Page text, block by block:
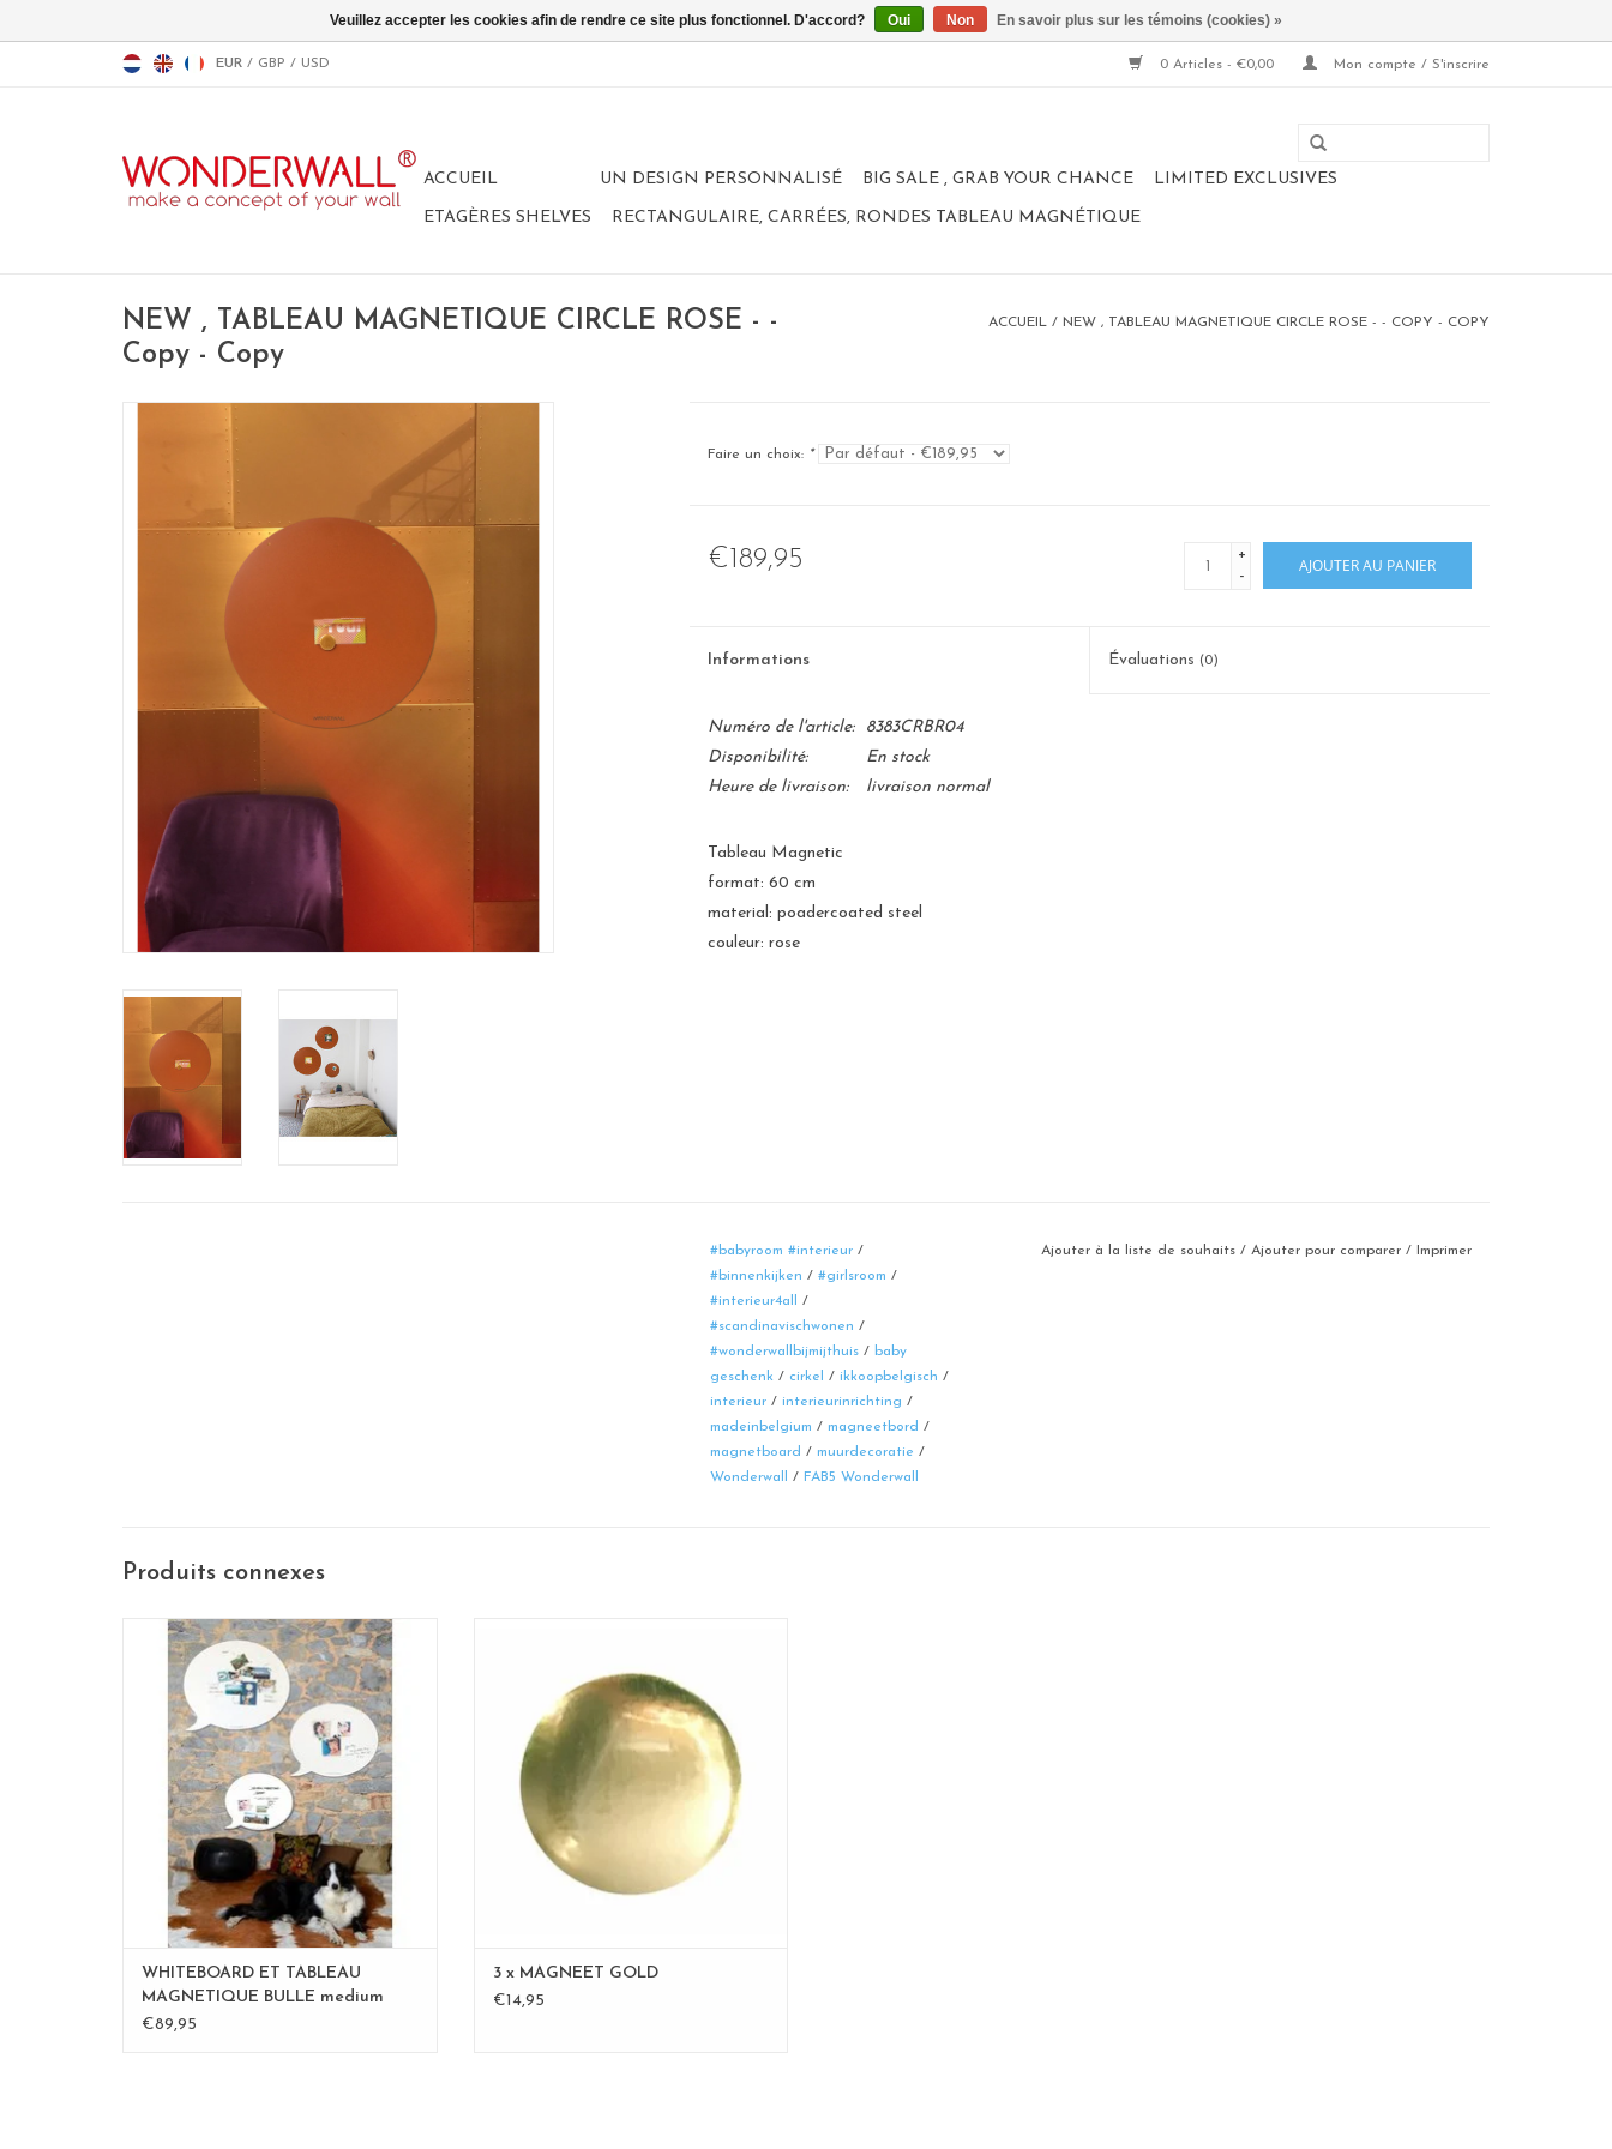
EUR / GBP / USD 0 Articles - €0,00 Mon compte / S'inscrire
ACCUEIL UN DESIGN PERSONNALISÉ BIG SALE , GRAB YOUR CHANCE LIMITED EXCLUSIVES
ETAGÈRES SHELVES RECTANGULAIRE, CARRÉES, RONDES TABLEAU MAGNÉTIQUE
NEW , TABLEAU MAGNETIQUE CIRCLE ROSE - -
Copy - Copy
ACCUEIL / NEW , TABLEAU MAGNETIQUE CIRCLE ROSE - - COPY - COPY
Faire un choix: *
€189,95
+
-
AJOUTER AU PANIER
Informations Évaluations (0)
Numéro de l'article:
8383CRBR04
Disponibilité:
En stock
Heure de livraison:
livraison normal
Tableau Magnetic
format: 60 cm
material: poadercoated steel
couleur: rose
#babyroom #interieur /
#binnenkijken / #girlsroom /
#interieur4all
/
#scandinavischwonen /
#wonderwallbijmijthuis / baby
geschenk / cirkel / ikkoopbelgisch /
interieur / interieurinrichting /
madeinbelgium / magneetbord /
magnetboard / muurdecoratie /
Wonderwall
/ FAB5 Wonderwall
Ajouter à la liste de souhaits/ Ajouter pour comparer / Imprimer
Produits connexes
WHITEBOARD et tableau magnétique
BULLE
100% made in Belgium
aussi en formaat 67 x 80 cm
aussi en format 95 x 80 cm
aussi en ordre sur mesure
mail àinge@fab5.be
AJOUTER AU PANIER
WHITEBOARD ET TABLEAU
MAGNETIQUE BULLE medium
€89,95
AJOUTER AU PANIER
3 x MAGNEET GOLD
€14,95
Veuillez accepter les cookies afin de rendre ce site plus fonctionnel. D'accord? Oui Non En savoir plus sur les témoins (cookies) »